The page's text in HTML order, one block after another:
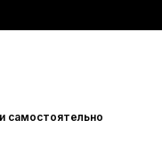
самостоятельно